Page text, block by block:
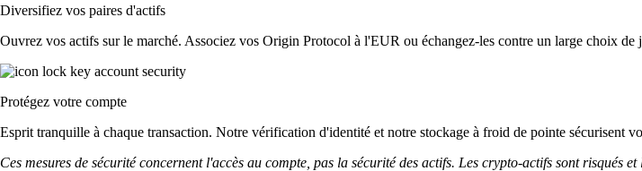
Diversifiez vos paires d'actifs
Ouvrez vos actifs sur le marché. Associez vos Origin Protocol à l'EUR ou échangez-les contre un large choix de
Protégez votre compte
Esprit tranquille à chaque transaction. Notre vérification d'identité et notre stockage à froid de pointe sécurisent
Ces mesures de sécurité concernent l'accès au compte, pas la sécurité des actifs. Les crypto-actifs sont risqués